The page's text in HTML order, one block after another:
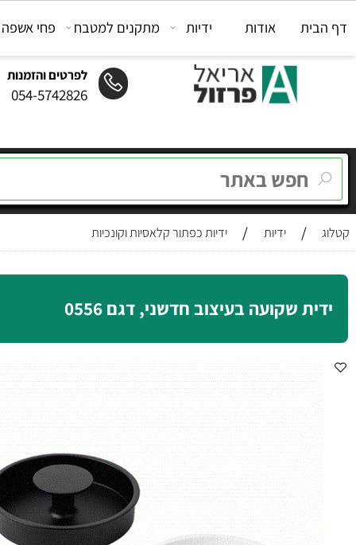
לפרטים והזמנות
054-5742826
אודות ידיות מתקנים למטבח פחי אשפה
/ ידיות / ידיות כפתור קלאסיות וקונכיות
שקועה בעיצוב חדשני, דגם 0556